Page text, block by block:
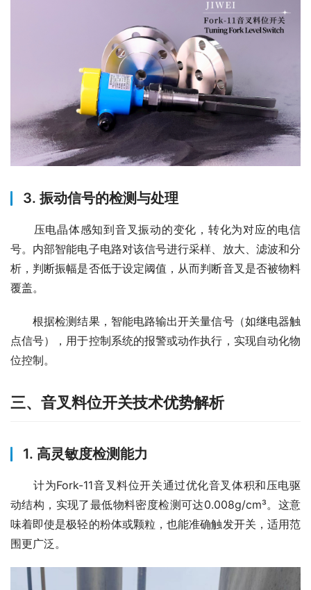
3. 振动信号的检测与处理
压电晶体感知到音叉振动的变化，转化为对应的电信
号。内部智能电子电路对该信号进行采样、放大、滤波和分
析，判断振幅是否低于设定阈值，从而判断音叉是否被物料
覆盖。
根据检测结果，智能电路输出开关量信号（如继电器触
点信号），用于控制系统的报警或动作执行，实现自动化物
位控制。
三、音叉料位开关技术优势解析
1. 高灵敏度检测能力
计为Fork-11音叉料位开关通过优化音叉体积和压电驱
动结构，实现了最低物料密度检测可达0.008g/cm³。这意
味着即使是极轻的粉体或颗粒，也能准确触发开关，适用范
围更广泛。